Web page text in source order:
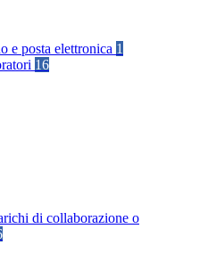
e posta elettronica 1
16
di collaborazione o